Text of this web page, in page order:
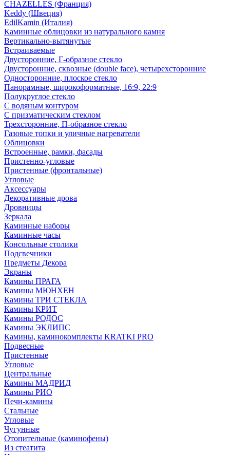
CHAZELLES (Франция)
Keddy (Швеция)
EdilKamin (Италия)
Каминные облицовки из натурального камня
Вертикально-вытянутые
Встраиваемые
Двусторонние, Г-образное стекло
Двусторонние, сквозные (double face), четырехсторонние
Односторонние, плоское стекло
Панорамные, широкоформатные, 16:9, 22:9
Полукруглое стекло
С водяным контуром
С призматическим стеклом
Трехсторонние, П-образное стекло
Газовые топки и уличные нагреватели
Облицовки
Встроенные, рамки, фасады
Пристенно-угловые
Пристенные (фронтальные)
Угловые
Аксессуары
Декоративные дрова
Дровницы
Зеркала
Каминные наборы
Каминные часы
Консольные столики
Подсвечники
Предметы Декора
Экраны
Камины ПРАГА
Камины МЮНХЕН
Камины ТРИ СТЕКЛА
Камины КРИТ
Камины РОДОС
Камины ЭКЛИПС
Камины, каминокомплекты KRATKI PRO
Подвесные
Пристенные
Угловые
Центральные
Камины МАДРИД
Камины РИО
Печи-камины
Стальные
Угловые
Чугунные
Отопительные (каминофены)
Из стеатита